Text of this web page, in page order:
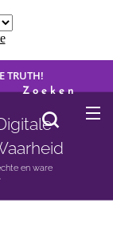
TRUTH!
en ware
Zoeken